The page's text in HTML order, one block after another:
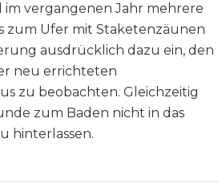
vergangenen Jahr mehrere
zum Ufer mit Staketenzäunen
ausdrücklich dazu ein, den
neu errichteten
zu beobachten. Gleichzeitig
zum Baden nicht in das
hinterlassen.